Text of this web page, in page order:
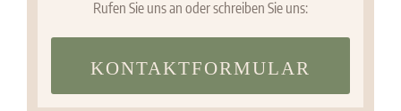
Rufen Sie uns an oder schreiben Sie uns:
KONTAKTFORMULAR